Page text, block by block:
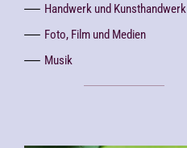
Handwerk und Kunsthandwerk
Foto, Film und Medien
Musik